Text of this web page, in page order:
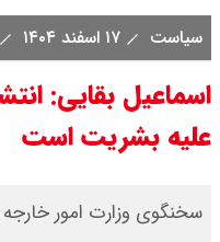
سیاست ۱۷ اسفند ۱۴۰۴
اسماعیل بقایی:
علیه بشریت است
سخنگوی وزارت امور